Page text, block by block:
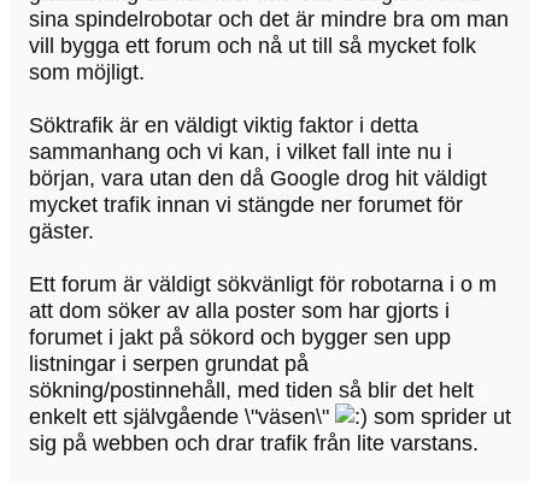
sina spindelrobotar och det är mindre bra om man
vill bygga ett forum och nå ut till så mycket folk
som möjligt.
Söktrafik är en väldigt viktig faktor i detta
sammanhang och vi kan, i vilket fall inte nu i
början, vara utan den då Google drog hit väldigt
mycket trafik innan vi stängde ner forumet för
gäster.
Ett forum är väldigt sökvänligt för robotarna i o m
att dom söker av alla poster som har gjorts i
forumet i jakt på sökord och bygger sen upp
listningar i serpen grundat på
sökning/postinnehåll, med tiden så blir det helt
enkelt ett självgående \"väsen\"
som sprider ut
sig på webben och drar trafik från lite varstans.